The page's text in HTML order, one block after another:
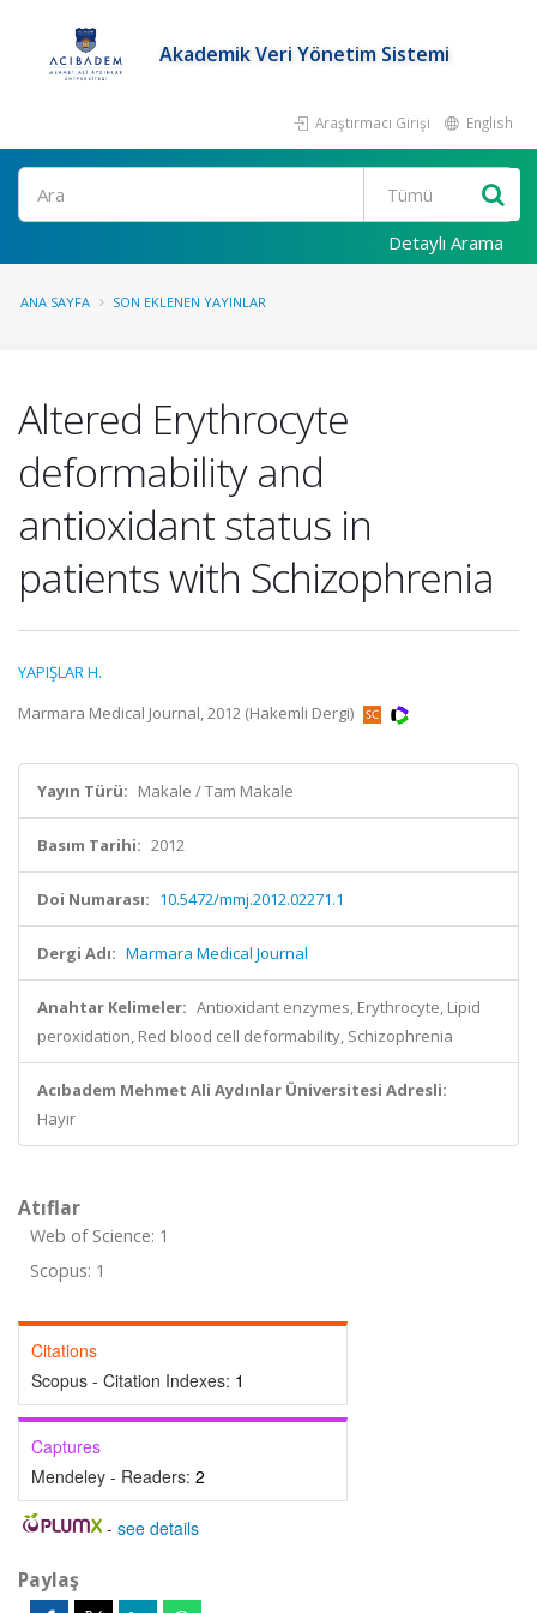
Akademik Veri Yönetim Sistemi
Araştırmacı Girişi English
Ara
Detaylı Arama
ANA SAYFA SON EKLENEN YAYINLAR
Altered Erythrocyte
deformability and
antioxidant status in
patients with Schizophrenia
YAPIŞLAR H.
Marmara Medical Journal, 2012 (Hakemli Dergi)
Yayın Türü: Makale / Tam Makale
Basım Tarihi: 2012
Doi Numarası: 10.5472/mmj.2012.02271.1
Dergi Adı: Marmara Medical Journal
Anahtar Kelimeler: Antioxidant enzymes, Erythrocyte, Lipid
peroxidation, Red blood cell deformability, Schizophrenia
Acıbadem Mehmet Ali Aydınlar Üniversitesi Adresli:
Hayır
Atıflar
Web of Science: 1
Scopus: 1
Citations
Scopus - Citation Indexes: 1
Captures
Mendeley - Readers: 2
- see details
Paylaş